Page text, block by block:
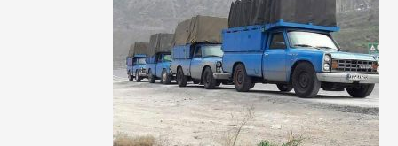
ر
ا
ی
: